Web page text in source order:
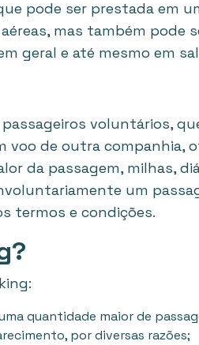
pode ser prestada em
mas também pode
geral e até mesmo em
voluntários,
voo de outra companhia,
da passagem, milhas,
um
termos e condições.
quantidade maior de
por diversas razões;